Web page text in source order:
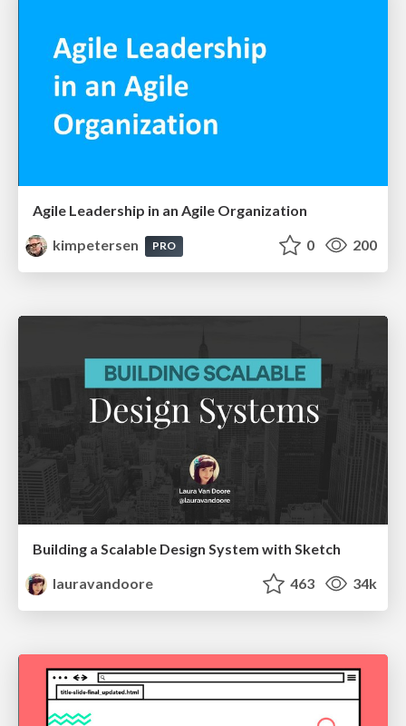
Agile Leadership in an Agile Organization
kimpetersen
PRO 0 200
Building a Scalable Design System with Sketch
lauravandoore
463 34k